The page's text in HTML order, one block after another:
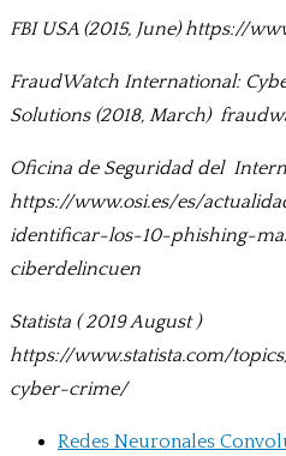
FBI USA (2015, June) https://
FraudWatch International:
Solutions (2018, March)
Oficina de Seguridad del
https://www.osi.es/es/
identificar-los-10-phishing-
ciberdelincuen
Statista ( 2019 August )
https://www.statista.com/
cyber-crime/
Redes Neuronales